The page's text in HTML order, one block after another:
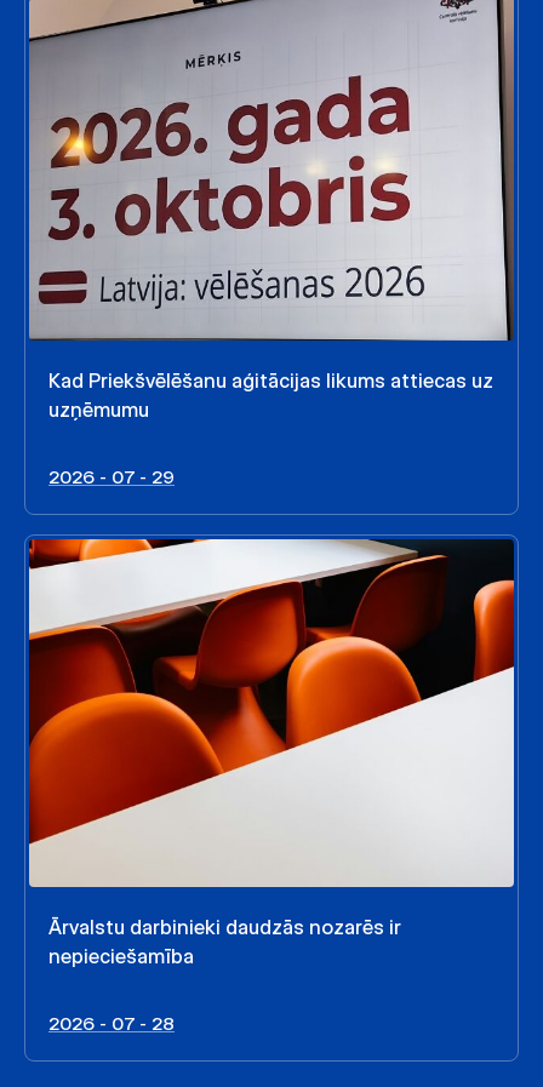
Kad Priekšvēlēšanu aģitācijas likums attiecas uz
uzņēmumu
2026 - 07 - 29
Ārvalstu darbinieki daudzās nozarēs ir
nepieciešamība
2026 - 07 - 28